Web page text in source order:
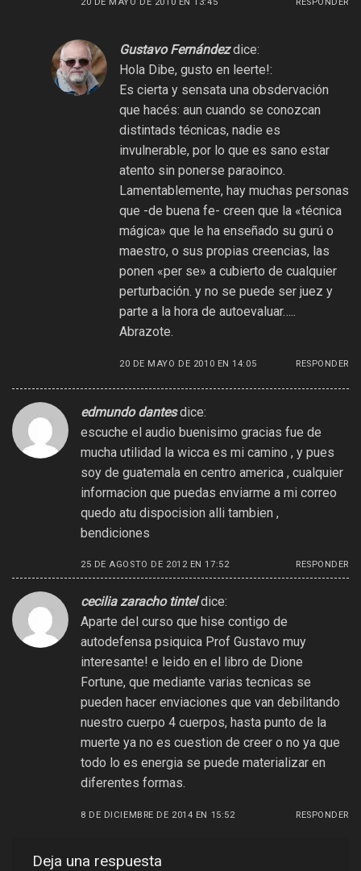
Gustavo Fernández dice:
Hola Dibe, gusto en leerte!:
Es cierta y sensata una obsdervación
que hacés: aun cuando se conozcan
distintads técnicas, nadie es
invulnerable, por lo que es sano estar
atento sin ponerse paraoinco.
Lamentablemente, hay muchas personas
que -de buena fe- creen que la «técnica
mágica» que le ha enseñado su gurú o
maestro, o sus propias creencias, las
ponen «per se» a cubierto de cualquier
perturbación. y no se puede ser juez y
parte a la hora de autoevaluar…..
Abrazote.
20 DE MAYO DE 2010 EN 14:05 RESPONDER
edmundo dantes dice:
escuche el audio buenisimo gracias fue de
mucha utilidad la wicca es mi camino , y pues
soy de guatemala en centro america , cualquier
informacion que puedas enviarme a mi correo
quedo atu dispocision alli tambien ,
bendiciones
25 DE AGOSTO DE 2012 EN 17:52 RESPONDER
cecilia zaracho tintel dice:
Aparte del curso que hise contigo de
autodefensa psiquica Prof Gustavo muy
interesante! e leido en el libro de Dione
Fortune, que mediante varias tecnicas se
pueden hacer enviaciones que van debilitando
nuestro cuerpo 4 cuerpos, hasta punto de la
muerte ya no es cuestion de creer o no ya que
todo lo es energia se puede materializar en
diferentes formas.
8 DE DICIEMBRE DE 2014 EN 15:52 RESPONDER
Deja una respuesta